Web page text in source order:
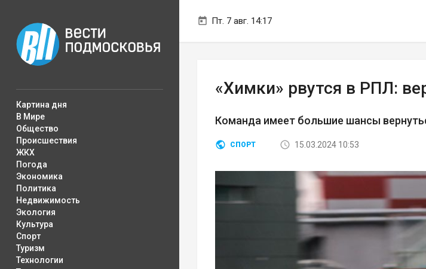
Пт. 7 авг. 14:17
Картина дня
В Мире
Общество
Происшествия
ЖКХ
Погода
Экономика
Политика
Недвижимость
Экология
Культура
Спорт
Туризм
Технологии
«Химки» рвутся в РПЛ:
Команда имеет большие шансы
СПОРТ 15.03.2024 10:53